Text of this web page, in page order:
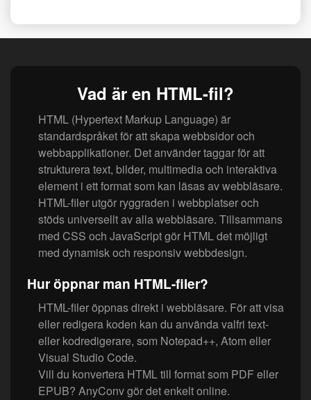
Vad är en HTML-fil?
HTML (Hypertext Markup Language) är
standardspråket för att skapa webbsidor och
webbapplikationer. Det använder taggar för att
strukturera text, bilder, multimedia och interaktiva
element i ett format som kan läsas av webbläsare.
HTML-filer utgör ryggraden i webbplatser och
stöds universellt av alla webbläsare. Tillsammans
med CSS och JavaScript gör HTML det möjligt
med dynamisk och responsiv webbdesign.
Hur öppnar man HTML-filer?
HTML-filer öppnas direkt i webbläsare. För att visa
eller redigera koden kan du använda valfri text-
eller kodredigerare, som Notepad++, Atom eller
Visual Studio Code.
Vill du konvertera HTML till format som PDF eller
EPUB? AnyConv gör det enkelt online.